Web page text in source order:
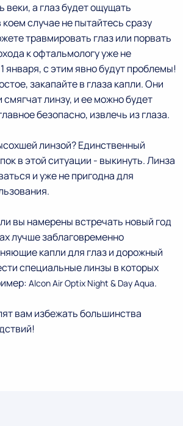
веки, а глаз будет ощущать
случае не пытайтесь сразу
травмировать глаз или порвать
к офтальмологу уже не
января, с этим явно будут проблемы!
закапайте в глаза капли. Они
линзу, и ее можно будет
безопасно, извлечь из глаза.
линзой? Единственный
в этой ситуации - выкинуть. Линза
и уже не пригодна для
вы намерены встречать новый год
лучше заблаговременно
капли для глаз и дорожный
специальные линзы в которых
Alcon Air Optix Night & Day Aqua.
вам избежать большинства